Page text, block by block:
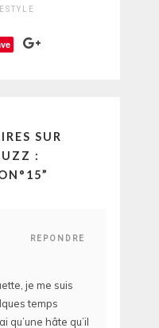
SUR
:
”
REPONDRE
je me suis
temps
qu’une hâte qu’il